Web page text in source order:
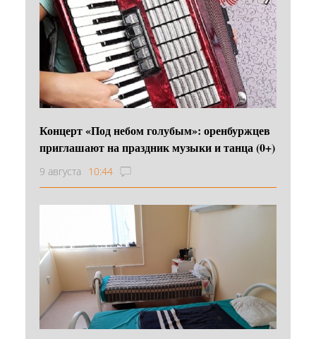
Концерт «Под небом голубым»: оренбуржцев
приглашают на праздник музыки и танца (0+)
9 августа 10:44